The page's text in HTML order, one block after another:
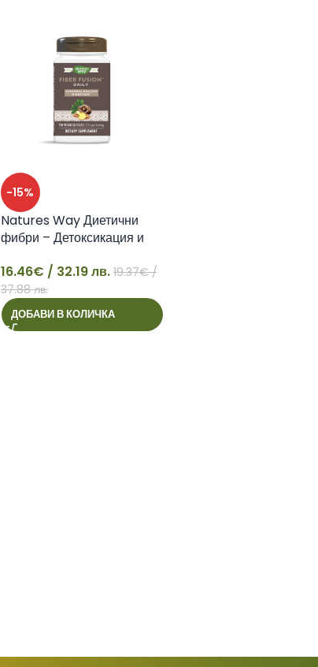
-15%
16
Natures Way Диетични
фибри – Детоксикация и
16.46€ / 32.19 лв.19.37€/
37.88 лв.
ДОБАВИ В КОЛИЧКА